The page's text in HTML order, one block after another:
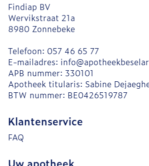
Findiap BV
Wervikstraat 21a
8980 Zonnebeke
Telefoon: 057 46 65 77
E-mailadres: info@
APB nummer: 330101
Apotheek titularis: Sabine
BTW nummer: BE0426519787
Klantenservice
FAQ
Uw apotheek